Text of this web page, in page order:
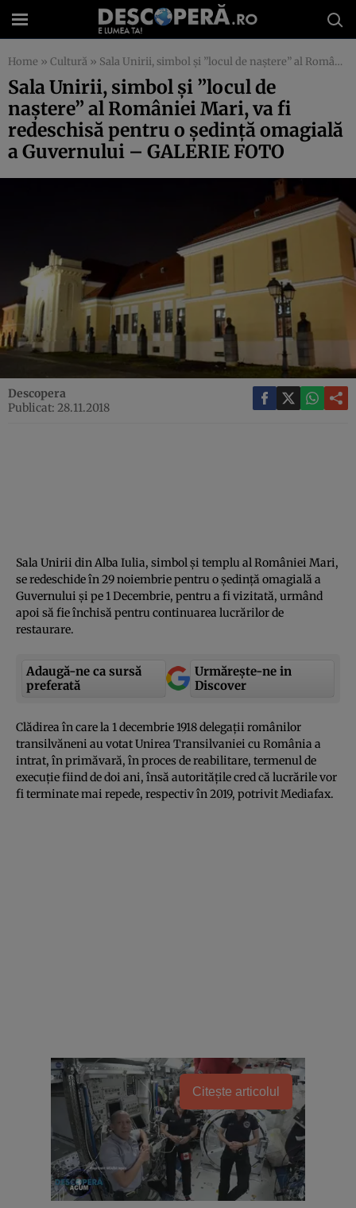
Home » Cultură » Sala Unirii, simbol şi ”locul de naştere” al României Mari, va fi redeschisă pentru o şedinţă omagială a Guvernului – GALERIE FOTO
Sala Unirii, simbol şi ”locul de
naştere” al României Mari, va fi
redeschisă pentru o şedinţă omagială
a Guvernului – GALERIE FOTO
Descopera
Publicat: 28.11.2018
Sala Unirii din Alba Iulia, simbol şi templu al României Mari,
se redeschide în 29 noiembrie pentru o şedinţă omagială a
Guvernului şi pe 1 Decembrie, pentru a fi vizitată, urmând
apoi să fie închisă pentru continuarea lucrărilor de
restaurare.
Adaugă-ne ca sursă
preferată
Urmărește-ne in
Discover
Clădirea în care la 1 decembrie 1918 delegaţii românilor
transilvăneni au votat Unirea Transilvaniei cu România a
intrat, în primăvară, în proces de reabilitare, termenul de
execuţie fiind de doi ani, însă autorităţile cred că lucrările vor
fi terminate mai repede, respectiv în 2019, potrivitMediafax.
Citește articolul